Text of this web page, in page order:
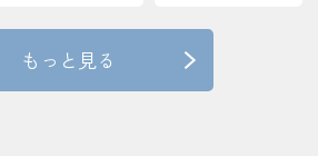
もっと見る